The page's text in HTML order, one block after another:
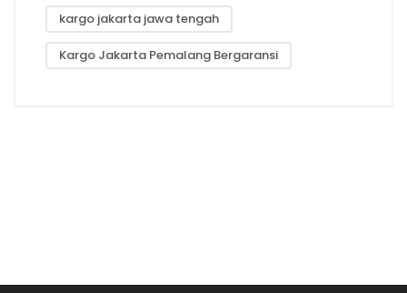
kargo jakarta jawa tengah
Kargo Jakarta Pemalang Bergaransi